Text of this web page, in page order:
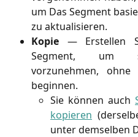
um Das Segment
zu aktualisieren.
Kopie —
Erstellen
Segment, um
vorzunehmen,
beginnen.
Sie können auch
kopieren
unter demselben